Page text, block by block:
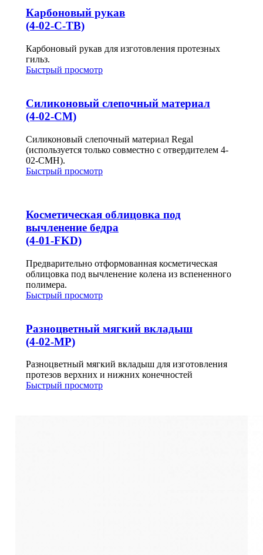
Карбоновый рукав
(4-02-C-TB)
Карбоновый рукав для изготовления протезных
гильз.
Быстрый просмотр
Силиконовый слепочный материал
(4-02-CM)
Силиконовый слепочный материал Regal
(используется только совместно с отвердителем 4-
02-CMH).
Быстрый просмотр
Косметическая облицовка под
вычленение бедра
(4-01-FKD)
Предварительно отформованная косметическая
облицовка под вычленение колена из вспененного
полимера.
Быстрый просмотр
Разноцветный мягкий вкладыш
(4-02-MP)
Разноцветный мягкий вкладыш для изготовления
протезов верхних и нижних конечностей
Быстрый просмотр